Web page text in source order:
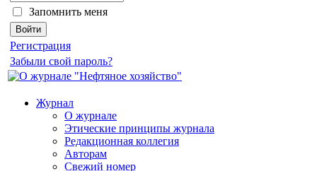
Запомнить меня
Регистрация
Забыли свой пароль?
Журнал
О журнале
Этические принципы журнала
Редакционная коллегия
Авторам
Свежий номер